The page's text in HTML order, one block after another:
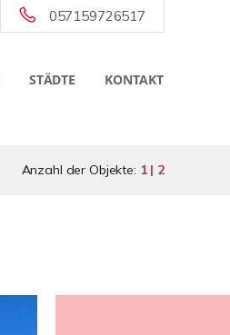
057159726517
STÄDTE KONTAKT
Anzahl der Objekte: 1 | 2